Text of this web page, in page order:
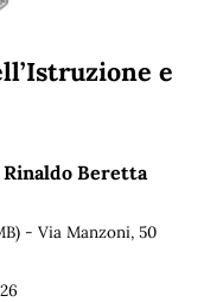
e
Beretta
- Via Manzoni, 50